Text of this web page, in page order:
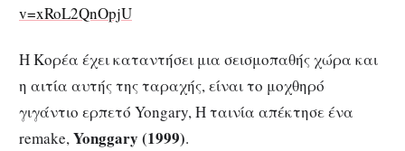
v=xRoL2QnOpjU
Η Κορέα έχει καταντήσει μια σεισμοπαθής χώρα και
η αιτία αυτής της ταραχής, είναι το μοχθηρό
γιγάντιο ερπετό Yongary, Η ταινία απέκτησε ένα
remake,Yonggary (1999).